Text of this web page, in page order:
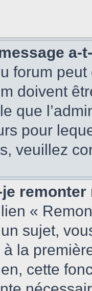
a-
forum
doivent
que
pour
veuillez
«
sujet,
la
cette